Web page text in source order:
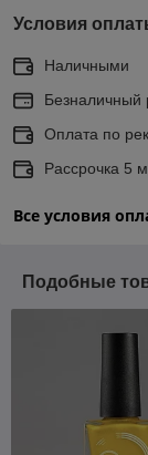
Условия
Наличными
Безналичный
Оплата по
Рассрочка 5
Все условия
Подобные